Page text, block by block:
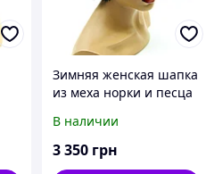
Зимняя женская шапка
из меха норки и песца
В наличии
3 350 грн